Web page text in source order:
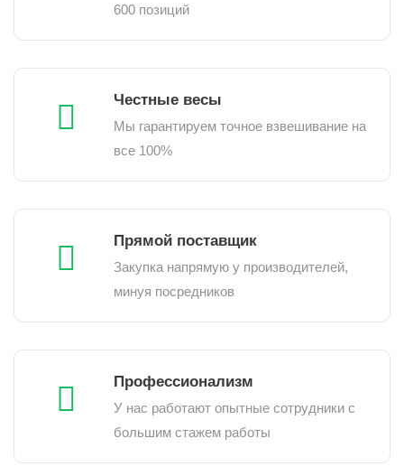
600 позиций
Честные весы
Мы гарантируем точное взвешивание на
все 100%
Прямой поставщик
Закупка напрямую у производителей,
минуя посредников
Профессионализм
У нас работают опытные сотрудники с
большим стажем работы